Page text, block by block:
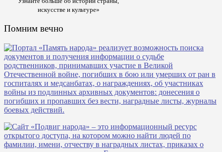
искусстве и культуре»
Помним вечно